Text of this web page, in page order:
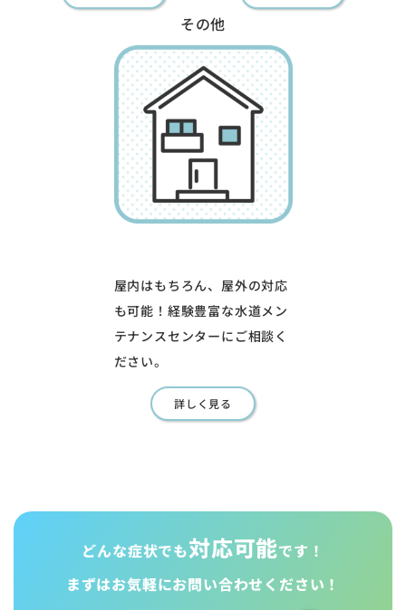
その他
屋内はもちろん、屋外の対応
も可能！経験豊富な水道メン
テナンスセンターにご相談く
ださい。
詳しく見る
どんな症状でも対応可能です！
まずはお気軽にお問い合わせください！